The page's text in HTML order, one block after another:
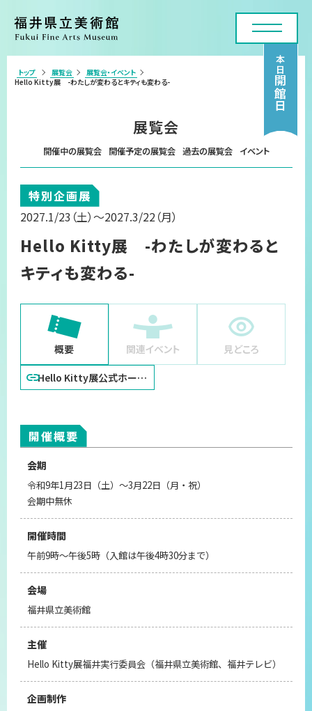
本日
開館日
年間スケジュール
各種申請・実技講座
美術館について
プライバシーポリシー
サイトマップ
トップ 展覧会
展覧会・イベント
Hello Kitty展 -わたしが変わるとキティも変わる-
展覧会
開催中の展覧会 開催予定の展覧会 過去の展覧会 イベント
特別企画展
2027.1/23 （土） ～2027.3/22 （月）
Hello Kitty展 -わたしが変わると
キティも変わる-
概要 関連イベント 見どころ
Hello Kitty展公式ホーム
ページ
開催概要
会期
令和9年1月23日（土）～3月22日（月・祝）
会期中無休
開催時間
午前9時～午後5時（入館は午後4時30分まで）
会場
福井県立美術館
主催
Hello Kitty展福井実行委員会（福井県立美術館、福井テレビ）
企画制作